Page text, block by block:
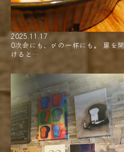
2025.11.17
0次会にも、〆の一杯にも。 扉を開
けると…